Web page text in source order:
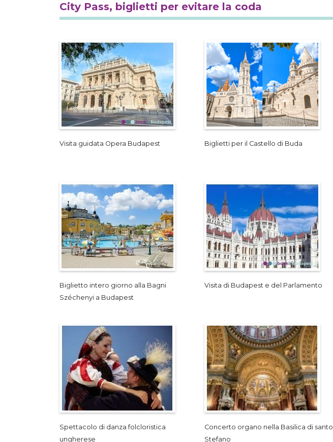
City Pass, biglietti per evitare la coda
Visita guidata Opera Budapest Biglietti per il Castello di Buda
Biglietto intero giorno alla Bagni
Széchenyi a Budapest
Visita di Budapest e del Parlamento
Spettacolo di danza folcloristica
ungherese
Concerto organo nella Basilica di santo
Stefano